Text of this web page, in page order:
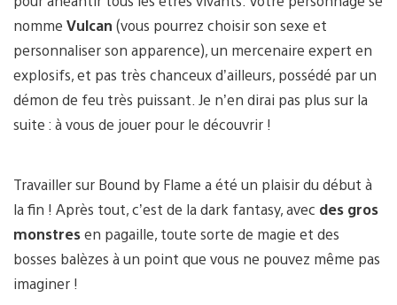
nomme Vulcan (vous pourrez choisir son sexe et
personnaliser son apparence), un mercenaire expert en
explosifs, et pas très chanceux d’ailleurs, possédé par un
démon de feu très puissant. Je n’en dirai pas plus sur la
suite : à vous de jouer pour le découvrir !
Travailler sur Bound by Flame a été un plaisir du début à
la fin ! Après tout, c’est de la dark fantasy, avec des gros
monstresen pagaille, toute sorte de magie et des
bosses balèzes à un point que vous ne pouvez même pas
imaginer !